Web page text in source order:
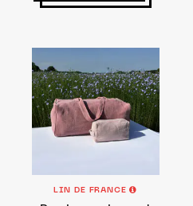
LIN DE FRANCE